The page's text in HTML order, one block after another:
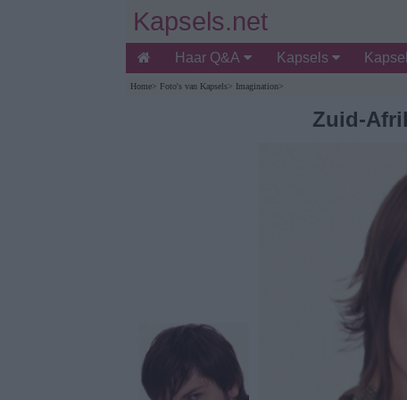
Kapsels.net
Haar Q&A Kapsels
Home> Foto's van Kapsels> Imagination>
Zuid-